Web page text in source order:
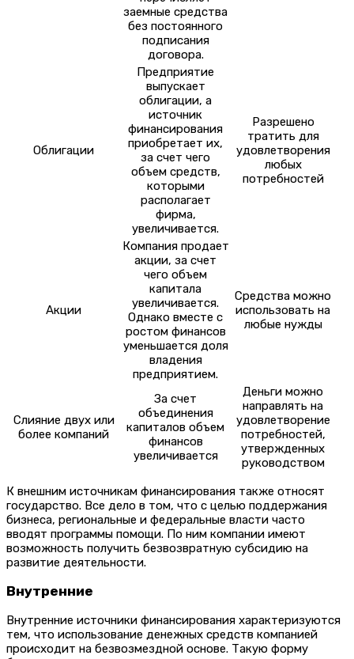
заемные средства
без постоянного
подписания
договора.
Облигации
Предприятие
выпускает
облигации, а
источник
финансирования
приобретает их,
за счет чего
объем средств,
которыми
располагает
фирма,
увеличивается.
Разрешено
тратить для
удовлетворения
любых
потребностей
Акции
Компания продает
акции, за счет
чего объем
капитала
увеличивается.
Однако вместе с
ростом финансов
уменьшается доля
владения
предприятием.
Средства можно
использовать на
любые нужды
Слияние двух или
более компаний
За счет
объединения
капиталов объем
финансов
увеличивается
Деньги можно
направлять на
удовлетворение
потребностей,
утвержденных
руководством
К внешним источникам финансирования также относят
государство. Все дело в том, что с целью поддержания
бизнеса, региональные и федеральные власти часто
вводят программы помощи. По ним компании имеют
возможность получить безвозвратную субсидию на
развитие деятельности.
Внутренние
Внутренние источники финансирования характеризуются
тем, что использование денежных средств компанией
происходит на безвозмездной основе. Такую форму